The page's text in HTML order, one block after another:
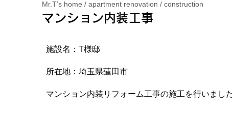
Mr.T’s home / apartment renovation / construction
マンション内装工事
施設名：T様邸
所在地：埼玉県蓮田市
マンション内装リフォーム工事の施工を行いました